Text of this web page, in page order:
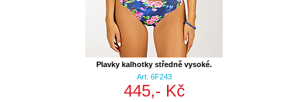
Plavky kalhotky středně vysoké.
Art: 6F243
445,- Kč